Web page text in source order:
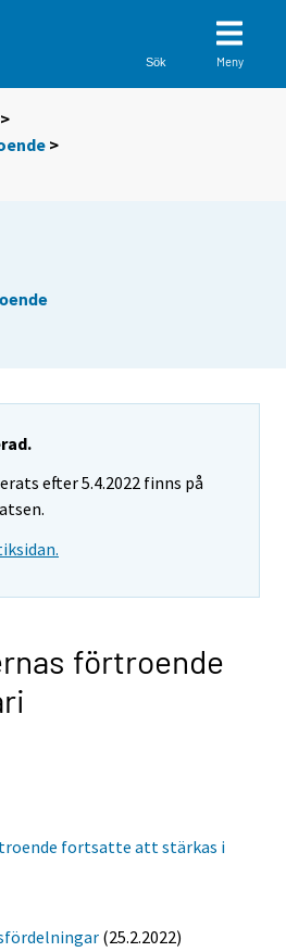
Sök Meny
>
>
efter 5.4.2022 finns på
förtroende
fortsatte att stärkas i
(25.2.2022)